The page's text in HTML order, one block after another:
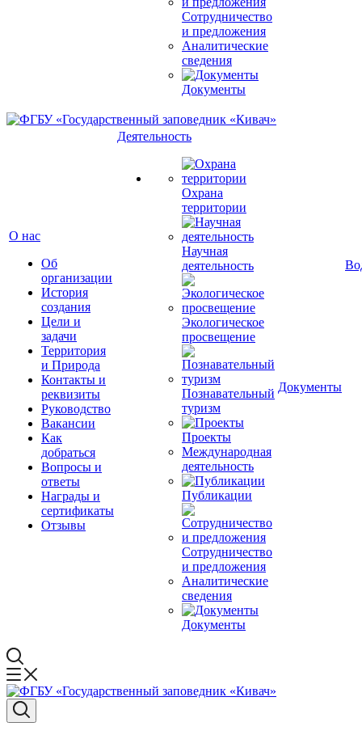
Сотрудничество
и предложения
Аналитические
сведения
Документы
О нас
Об
организации
История
создания
Цели и
задачи
Территория
и Природа
Контакты и
реквизиты
Руководство
Вакансии
Как
добраться
Вопросы и
ответы
Награды и
сертификаты
Отзывы
Деятельность
Охрана
территории
Научная
деятельность
Экологическое
просвещение
Познавательный
туризм
Проекты
Международная
деятельность
Публикации
Сотрудничество
и предложения
Аналитические
сведения
Документы
Документы